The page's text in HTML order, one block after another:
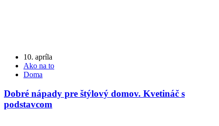
10. apríla
Ako na to
Doma
Dobré nápady pre štýlový domov. Kvetináč s
podstavcom